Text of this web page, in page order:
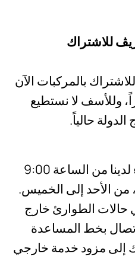
ڤللاشتراك
بالمركبات الآن
وللأسف لا نستطيع
حالياً.
يتواجد فريق دعم العملاء لدينا من الساعة 9:00
6:00 مساءً، من الأحد إلى الخميس.
الطوارئ خارج
بخط المساعدة
إلى مزود خدمة خارجي